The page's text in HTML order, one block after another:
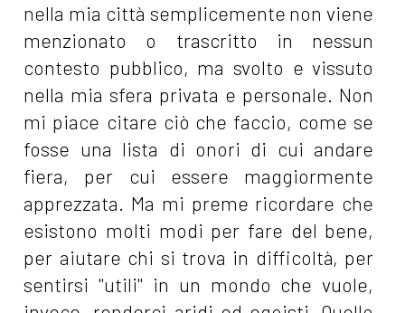
nella mia città semplicemente non viene
menzionato o trascritto in nessun
contesto pubblico, ma svolto e vissuto
nella mia sfera privata e personale. Non
mi piace citare ciò che faccio, come se
fosse una lista di onori di cui andare
fiera, per cui essere maggiormente
apprezzata. Ma mi preme ricordare che
esistono molti modi per fare del bene,
per aiutare chi si trova in difficoltà, per
sentirsi "utili" in un mondo che vuole,